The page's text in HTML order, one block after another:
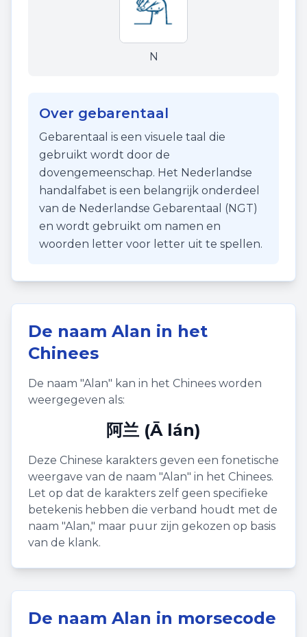
N
Over gebarentaal
Gebarentaal is een visuele taal die
gebruikt wordt door de
dovengemeenschap. Het Nederlandse
handalfabet is een belangrijk onderdeel
van de Nederlandse Gebarentaal (NGT)
en wordt gebruikt om namen en
woorden letter voor letter uit te spellen.
De naam Alan in het
Chinees
De naam "Alan" kan in het Chinees worden
weergegeven als:
阿兰 (Ā lán)
Deze Chinese karakters geven een fonetische
weergave van de naam "Alan" in het Chinees.
Let op dat de karakters zelf geen specifieke
betekenis hebben die verband houdt met de
naam "Alan," maar puur zijn gekozen op basis
van de klank.
De naam Alan in morsecode